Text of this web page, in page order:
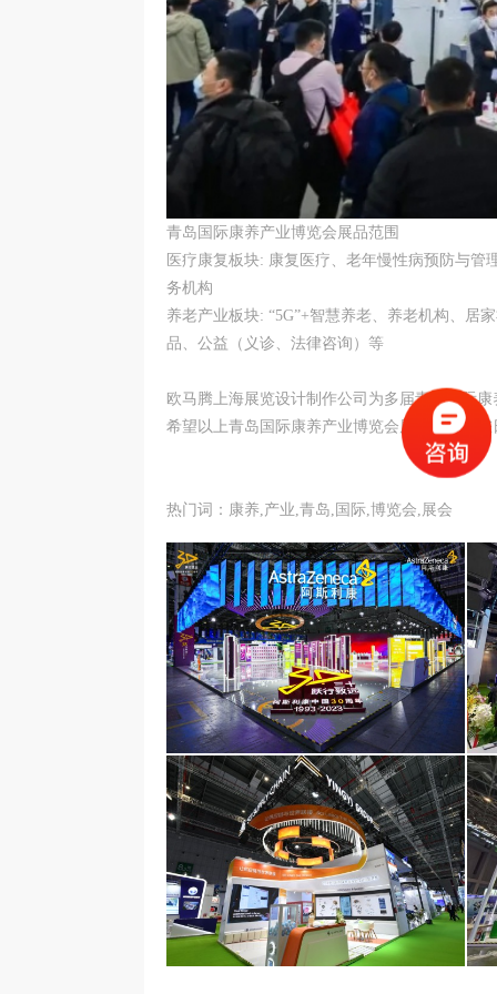
青岛国际康养产业博览会展品范围
医疗康复板块: 康复医疗、老年慢性病预防与
务机构
养老产业板块: “5G”+智慧养老、养老机构、居
品、公益（义诊、法律咨询）等
欧马腾上海展览设计制作公司为多届青岛国际
希望以上青岛国际康养产业博览会展会信息对
热门词：康养,产业,青岛,国际,博览会,展会
阿斯利康医药（上海）有限公司